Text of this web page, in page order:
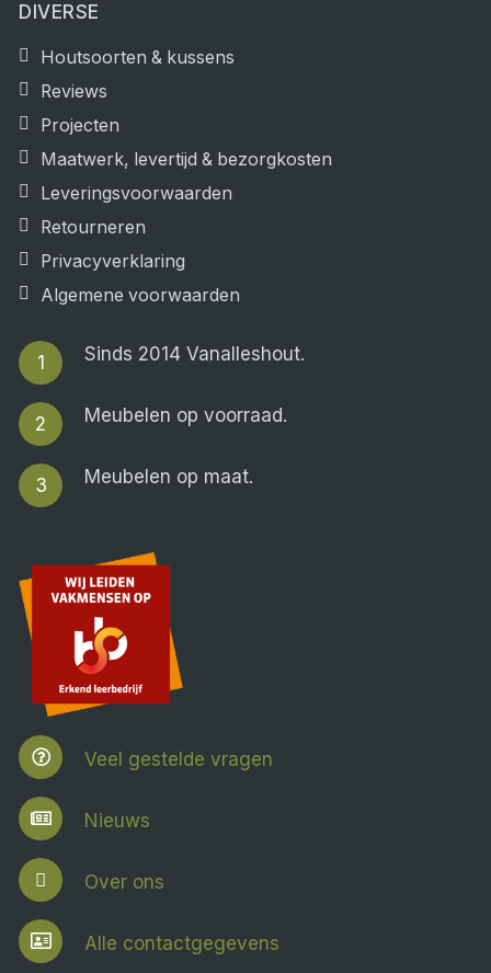
DIVERSE
Houtsoorten & kussens
Reviews
Projecten
Maatwerk, levertijd & bezorgkosten
Leveringsvoorwaarden
Retourneren
Privacyverklaring
Algemene voorwaarden
1 Sinds 2014 Vanalleshout.
2 Meubelen op voorraad.
3 Meubelen op maat.
Veel gestelde vragen
Nieuws
Over ons
Alle contactgegevens